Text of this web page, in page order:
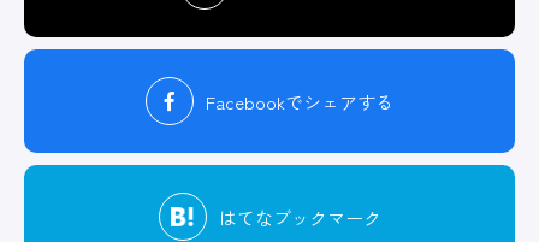
Facebookでシェアする
はてなブックマーク